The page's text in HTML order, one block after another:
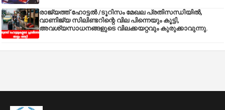
രാജ്യത്ത് ഹോട്ടൽ /ടൂറിസം മേഖല പ്രതിസന്ധിയിൽ,
വാണിജ്യ സിലിണ്ടറിന്റെ വില പിന്നെയും കൂട്ടി,
അവശ്യസാധനങ്ങളുടെ വിലക്കയറ്റവും കുരുക്കാവുന്നു.